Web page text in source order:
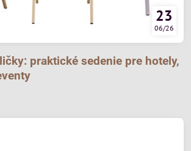
23
06/26
praktické sedenie pre hotely,